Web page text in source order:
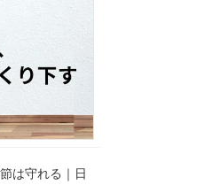
は守れる｜日